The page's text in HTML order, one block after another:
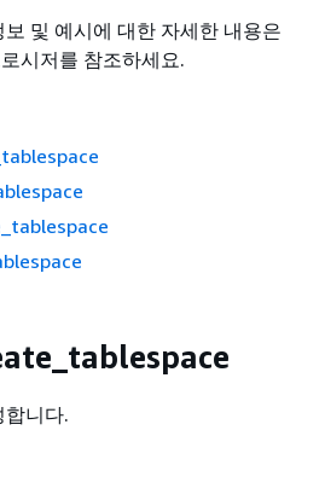
및 예시에 대한 자세한 내용은
시저를 참조하세요.
니다.